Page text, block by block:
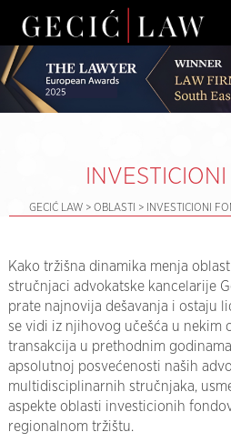
GECIĆ LAW> OBLASTI > INVESTICIONI
Kako tržišna dinamika menja
stručnjaci advokatske kancelarije
prate najnovija dešavanja i ostaju
se vidi iz njihovog učešća u nekim
transakcija u prethodnim
apsolutnoj posvećenosti naših
multidisciplinarnih stručnjaka,
aspekte oblasti investicionih
regionalnom tržištu.